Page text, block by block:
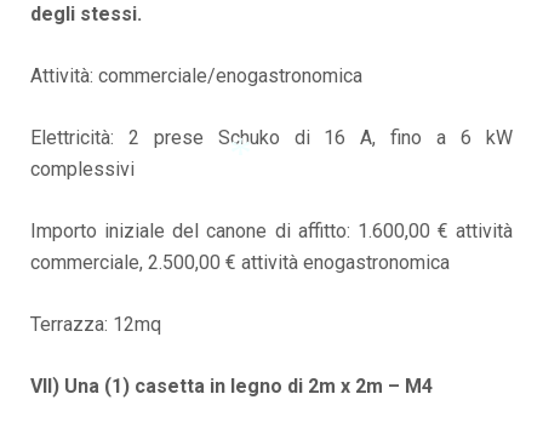
degli stessi.
Attività: commerciale/enogastronomica
Elettricità: 2 prese Schuko di 16 A, fino a 6 kW
complessivi
Importo iniziale del canone di affitto: 1.600,00 € attività
commerciale, 2.500,00 € attività enogastronomica
Terrazza: 12mq
VII) Una (1) casetta in legno di 2m x 2m – M4
*
*